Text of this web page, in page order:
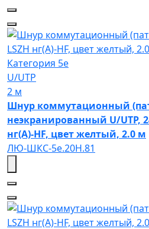
Категория 5e
U/UTP
2 м
Шнур коммутационный
неэкранированный U/UTP,
нг(А)-HF, цвет желтый, 2.0 м
ЛЮ-ШКС-5e.20Н.81